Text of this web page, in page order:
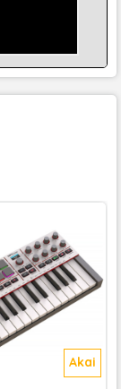
cảm với tốc độ
in thiết bị ảo.
tăng âm
không chính
khiển Type,Akai